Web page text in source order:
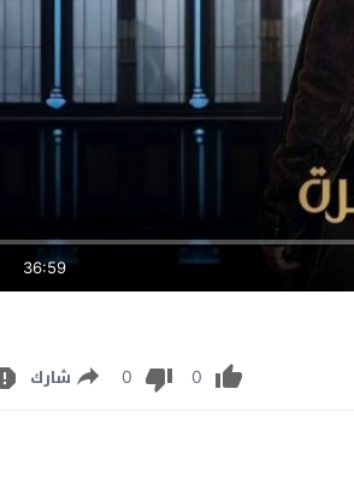
36:59
0
0 شارك